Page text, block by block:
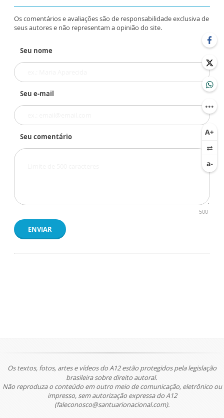
Os comentários e avaliações são de responsabilidade exclusiva de
seus autores e não representam a opinião do site.
Seu nome
Seu e-mail
Seu comentário
500
ENVIAR
Os textos, fotos, artes e vídeos do A12 estão protegidos pela legislação
brasileira sobre direito autoral.
Não reproduza o conteúdo em outro meio de comunicação, eletrônico ou
impresso, sem autorização expressa do A12
(faleconosco@santuarionacional.com).